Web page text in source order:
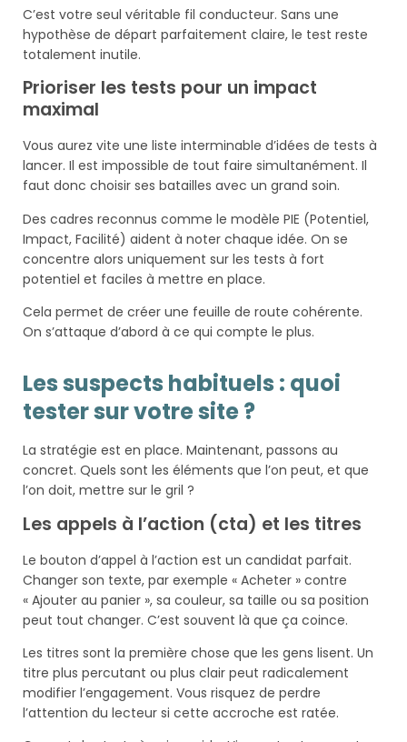
C’est votre seul véritable fil conducteur. Sans une
hypothèse de départ parfaitement claire, le test reste
totalement inutile.
Prioriser les tests pour un impact
maximal
Vous aurez vite une liste interminable d’idées de tests à
lancer. Il est impossible de tout faire simultanément. Il
faut donc choisir ses batailles avec un grand soin.
Des cadres reconnus comme le modèle PIE (Potentiel,
Impact, Facilité) aident à noter chaque idée. On se
concentre alors uniquement sur les tests à fort
potentiel et faciles à mettre en place.
Cela permet de créer une feuille de route cohérente.
On s’attaque d’abord à ce qui compte le plus.
Les suspects habituels : quoi
tester sur votre site ?
La stratégie est en place. Maintenant, passons au
concret. Quels sont les éléments que l’on peut, et que
l’on doit, mettre sur le gril ?
Les appels à l’action (cta) et les titres
Le bouton d’appel à l’action est un candidat parfait.
Changer son texte, par exemple « Acheter » contre
« Ajouter au panier », sa couleur, sa taille ou sa position
peut tout changer. C’est souvent là que ça coince.
Les titres sont la première chose que les gens lisent. Un
titre plus percutant ou plus clair peut radicalement
modifier l’engagement. Vous risquez de perdre
l’attention du lecteur si cette accroche est ratée.